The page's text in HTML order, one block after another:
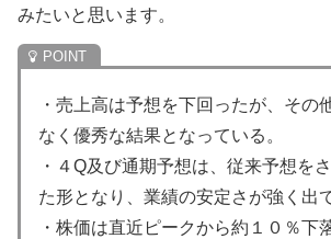
みたいと思います。
・売上高は予想を下回ったが、その
なく優秀な結果となっている。
・４Q及び通期予想は、従来予想を
た形となり、業績の安定さが強く出
・株価は直近ピークから約１０％下